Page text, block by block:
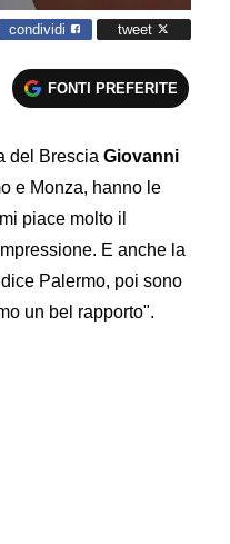
condividi tweet
FONTI PREFERITE
del Brescia Giovanni
e Monza, hanno le
piace molto il
E anche la
Palermo, poi sono
un bel rapporto".